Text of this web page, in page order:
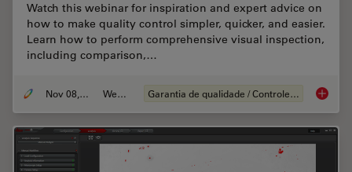
Watch this webinar for inspiration and expert advice on
how to make quality control simpler, quicker, and easier.
Learn how to perform comprehensive visual inspection,
including comparison,…
Nov 08, 2021 Webinar Garantia de qualidade / Controle de qualidade How to